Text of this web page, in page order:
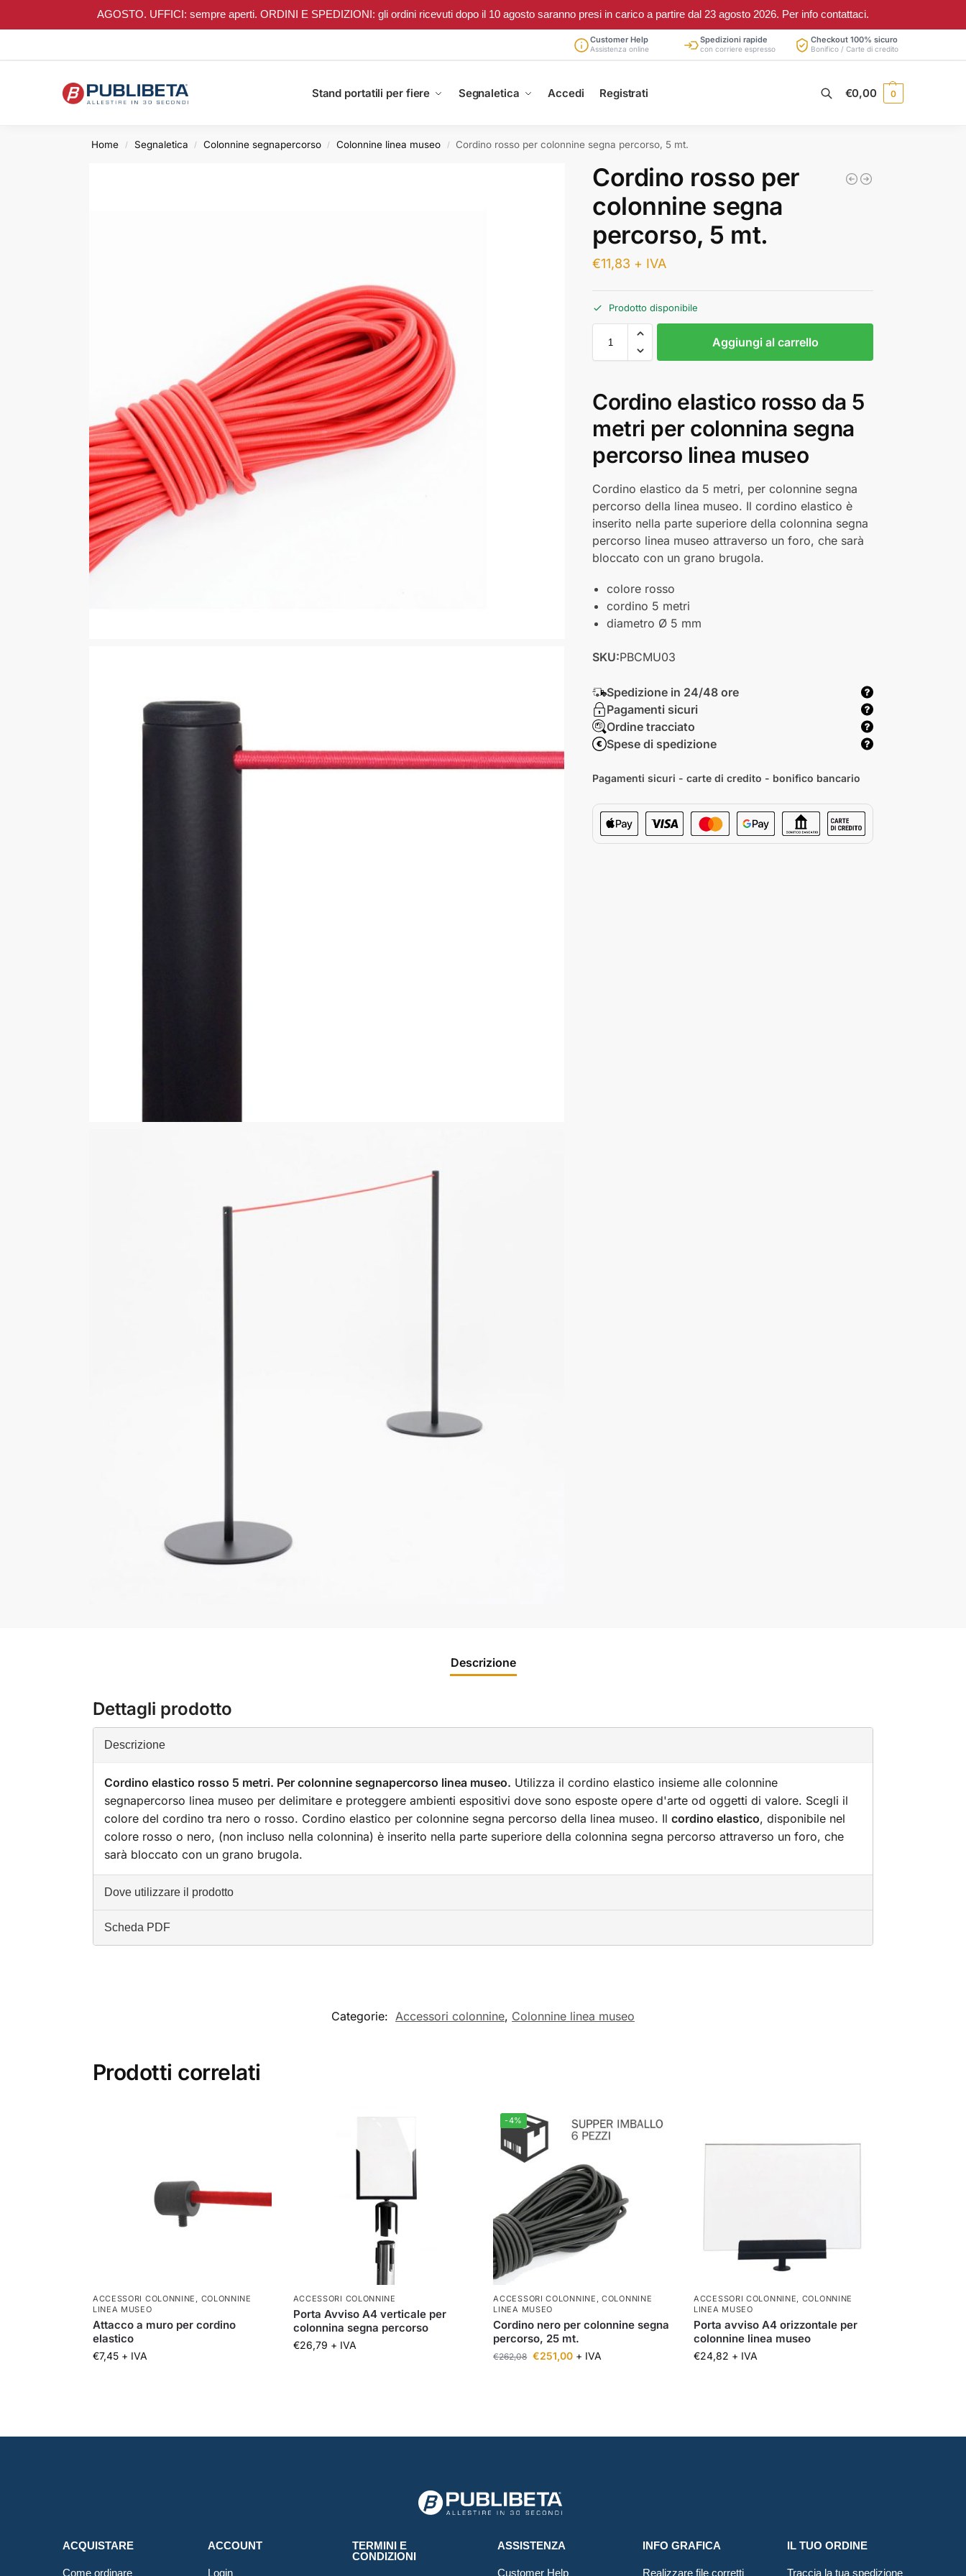
AGOSTO. UFFICI: sempre aperti. ORDINI E SPEDIZIONI: gli ordini ricevuti dopo il 10 agosto saranno presi in carico a partire dal 23 agosto 2026. Per info contattaci.
Customer Help
Assistenza online
Spedizioni rapide
con corriere espresso
Checkout 100% sicuro
Bonifico / Carte di credito
Stand portatili per fiere Segnaletica Accedi Registrati €0,00 0
Home / Segnaletica / Colonnine segnapercorso / Colonnine linea museo / Cordino rosso per colonnine segna percorso, 5 mt.
Cordino rosso per
colonnine segna
percorso, 5 mt.
€11,83 + IVA
Prodotto disponibile
Aggiungi al carrello
Cordino elastico rosso da 5
metri per colonnina segna
percorso linea museo
Cordino elastico da 5 metri, per colonnine segna
percorso della linea museo. Il cordino elastico è
inserito nella parte superiore della colonnina segna
percorso linea museo attraverso un foro, che sarà
bloccato con un grano brugola.
colore rosso
cordino 5 metri
diametro Ø 5 mm
SKU:PBCMU03
Spedizione in 24/48 ore
Pagamenti sicuri
Ordine tracciato
Spese di spedizione
Pagamenti sicuri - carte di credito - bonifico bancario
Descrizione
Dettagli prodotto
Descrizione
Cordino elastico rosso 5 metri. Per colonnine segnapercorso linea museo. Utilizza il cordino elastico insieme alle colonnine
segnapercorso linea museo per delimitare e proteggere ambienti espositivi dove sono esposte opere d'arte od oggetti di valore. Scegli il
colore del cordino tra nero o rosso. Cordino elastico per colonnine segna percorso della linea museo. Il cordino elastico, disponibile nel
colore rosso o nero, (non incluso nella colonnina) è inserito nella parte superiore della colonnina segna percorso attraverso un foro, che
sarà bloccato con un grano brugola.
Dove utilizzare il prodotto
Scheda PDF
Categorie: Accessori colonnine, Colonnine linea museo
Prodotti correlati
ACCESSORI COLONNINE , COLONNINE
LINEA MUSEO
Attacco a muro per cordino
elastico
€7,45 + IVA
ACCESSORI COLONNINE
Porta Avviso A4 verticale per
colonnina segna percorso
€26,79 + IVA
-4%
ACCESSORI COLONNINE ,COLONNINE
LINEA MUSEO
Cordino nero per colonnine segna
percorso, 25 mt.
€262,08 €251,00 + IVA
ACCESSORI COLONNINE, COLONNINE
LINEA MUSEO
Porta avviso A4 orizzontale per
colonnine linea museo
€24,82 + IVA
ACQUISTARE
Come ordinare
ACCOUNT
Login
TERMINI E
CONDIZIONI
ASSISTENZA
Customer Help
INFO GRAFICA
Realizzare file corretti
IL TUO ORDINE
Traccia la tua spedizione